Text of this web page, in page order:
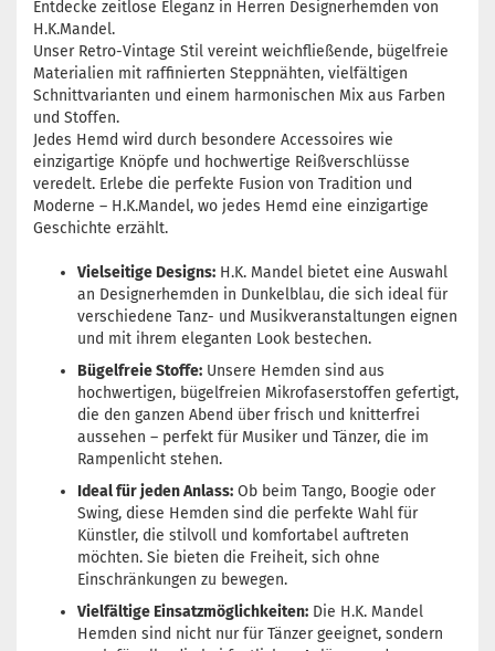
Entdecke zeitlose Eleganz in Herren Designerhemden von
H.K.Mandel.
Unser Retro-Vintage Stil vereint weichfließende, bügelfreie
Materialien mit raffinierten Steppnähten, vielfältigen
Schnittvarianten und einem harmonischen Mix aus Farben
und Stoffen.
Jedes Hemd wird durch besondere Accessoires wie
einzigartige Knöpfe und hochwertige Reißverschlüsse
veredelt. Erlebe die perfekte Fusion von Tradition und
Moderne – H.K.Mandel, wo jedes Hemd eine einzigartige
Geschichte erzählt.
Vielseitige Designs: H.K. Mandel bietet eine Auswahl
an Designerhemden in Dunkelblau, die sich ideal für
verschiedene Tanz- und Musikveranstaltungen eignen
und mit ihrem eleganten Look bestechen.
Bügelfreie Stoffe: Unsere Hemden sind aus
hochwertigen, bügelfreien Mikrofaserstoffen gefertigt,
die den ganzen Abend über frisch und knitterfrei
aussehen – perfekt für Musiker und Tänzer, die im
Rampenlicht stehen.
Ideal für jeden Anlass: Ob beim Tango, Boogie oder
Swing, diese Hemden sind die perfekte Wahl für
Künstler, die stilvoll und komfortabel auftreten
möchten. Sie bieten die Freiheit, sich ohne
Einschränkungen zu bewegen.
Vielfältige Einsatzmöglichkeiten: Die H.K. Mandel
Hemden sind nicht nur für Tänzer geeignet, sondern